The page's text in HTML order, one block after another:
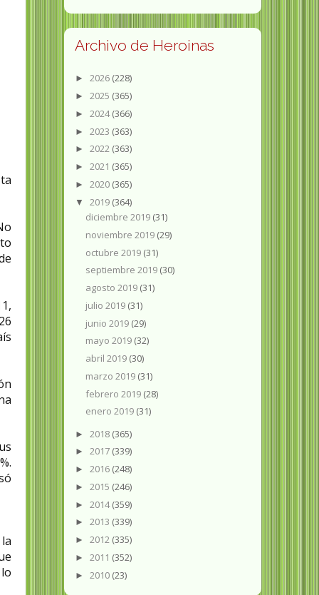
Archivo de Heroinas
► 2026 (228)
► 2025 (365)
► 2024(366)
► 2023 (363)
► 2022 (363)
► 2021 (365)
► 2020 (365)
▼ 2019 (364)
diciembre 2019 (31)
noviembre 2019 (29)
octubre 2019 (31)
septiembre 2019 (30)
agosto 2019 (31)
julio 2019 (31)
junio 2019 (29)
mayo 2019 (32)
abril 2019 (30)
marzo 2019 (31)
febrero 2019 (28)
enero 2019 (31)
► 2018 (365)
► 2017 (339)
► 2016 (248)
► 2015 (246)
► 2014(359)
► 2013 (339)
► 2012 (335)
► 2011 (352)
► 2010 (23)